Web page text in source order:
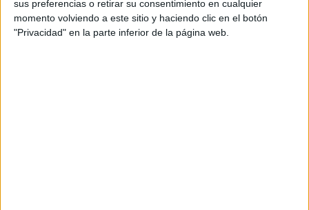
sus preferencias o retirar su consentimiento en cualquier
momento volviendo a este sitio y haciendo clic en el botón
"Privacidad" en la parte inferior de la página web.
visto por última vez en Mijas tras una discusión
con su novia, fue encontrado sin vida en una zona